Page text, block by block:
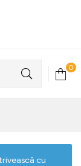
0
cu